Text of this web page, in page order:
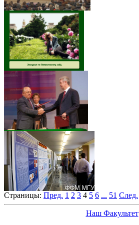
Страницы: Пред. 1 2 3 4 5 6 ... 51 След.
Наш Факультет